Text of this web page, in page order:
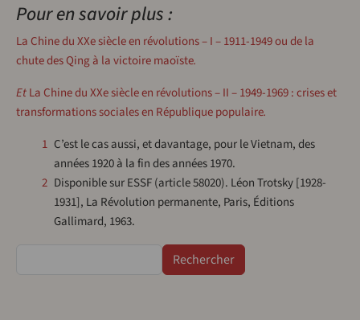
Pour en savoir plus :
La Chine du XXe siècle en révolutions – I – 1911-1949 ou de la
chute des Qing à la victoire maoïste.
EtLa Chine du XXe siècle en révolutions – II – 1949-1969 : crises et
transformations sociales en République populaire.
1 C’est le cas aussi, et davantage, pour le Vietnam, des
années 1920 à la fin des années 1970.
2 Disponible sur ESSF (article 58020). Léon Trotsky [1928-
1931], La Révolution permanente, Paris, Éditions
Gallimard, 1963.